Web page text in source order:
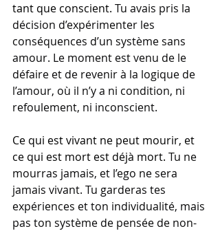
tant que conscient. Tu avais pris la
décision d’expérimenter les
conséquences d’un système sans
amour. Le moment est venu de le
défaire et de revenir à la logique de
l’amour, où il n’y a ni condition, ni
refoulement, ni inconscient.
Ce qui est vivant ne peut mourir, et
ce qui est mort est déjà mort. Tu ne
mourras jamais, et l’ego ne sera
jamais vivant. Tu garderas tes
expériences et ton individualité, mais
pas ton système de pensée de non-